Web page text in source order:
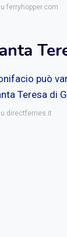
ferryhopper.com
può
Teresa di
directferries.it